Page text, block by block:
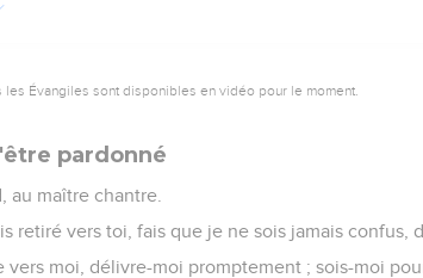
les Évangiles sont disponibles en vidéo pour le moment.
pardonné
au maître chantre.
retiré vers toi, fais que je ne sois jamais confus,
vers moi, délivre-moi promptement ; sois-moi